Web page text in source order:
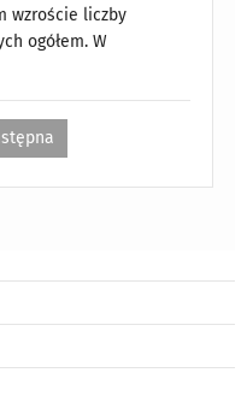
wzroście liczby
ogółem. W